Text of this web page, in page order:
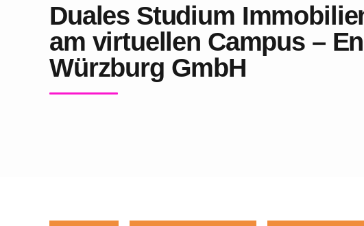
Duales Studium
am virtuellen Campus –
Würzburg GmbH